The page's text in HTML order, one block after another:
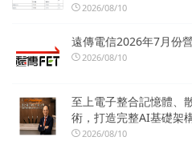
2026/08/10
遠傳電信2026年7月份
2026/08/10
至上電子整合記憶體、
術，打造完整AI基礎架
2026/08/10